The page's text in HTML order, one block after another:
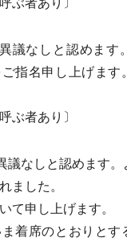
ぶ者あり〕
議なしと認めます
指名申し上げます
ぶ者あり〕
なしと認めます。
ました。
て申し上げます。
着席のとおりとす